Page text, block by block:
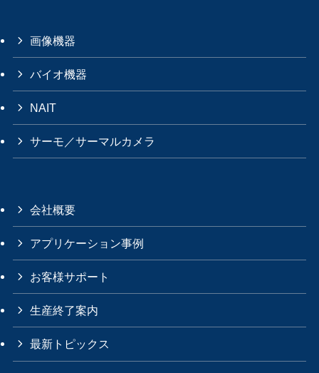
画像機器
バイオ機器
NAIT
サーモ／サーマルカメラ
会社概要
アプリケーション事例
お客様サポート
生産終了案内
最新トピックス